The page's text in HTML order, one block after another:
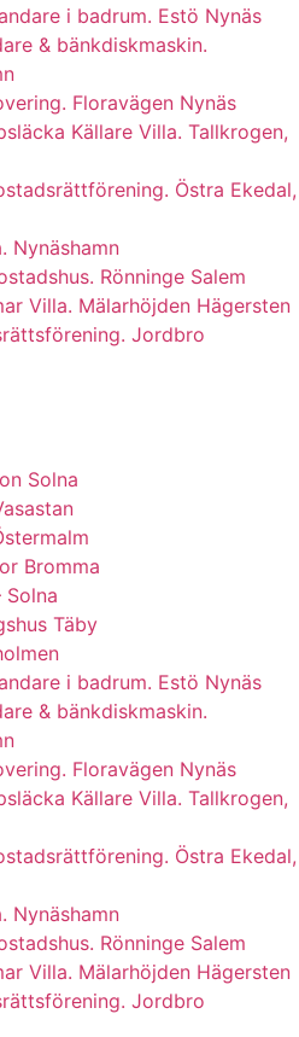
i badrum. Estö Nynäs
& bänkdiskmaskin.
Floravägen Nynäs
Källare Villa. Tallkrogen,
Östra Ekedal,
Nynäshamn
Rönninge Salem
Villa. Mälarhöjden Hägersten
Jordbro
Solna
Bromma
Solna
Täby
i badrum. Estö Nynäs
& bänkdiskmaskin.
Floravägen Nynäs
Källare Villa. Tallkrogen,
Östra Ekedal,
Nynäshamn
Rönninge Salem
Villa. Mälarhöjden Hägersten
Jordbro